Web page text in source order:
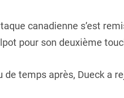
canadienne s’est
pour son deuxième
de temps après, Dueck a